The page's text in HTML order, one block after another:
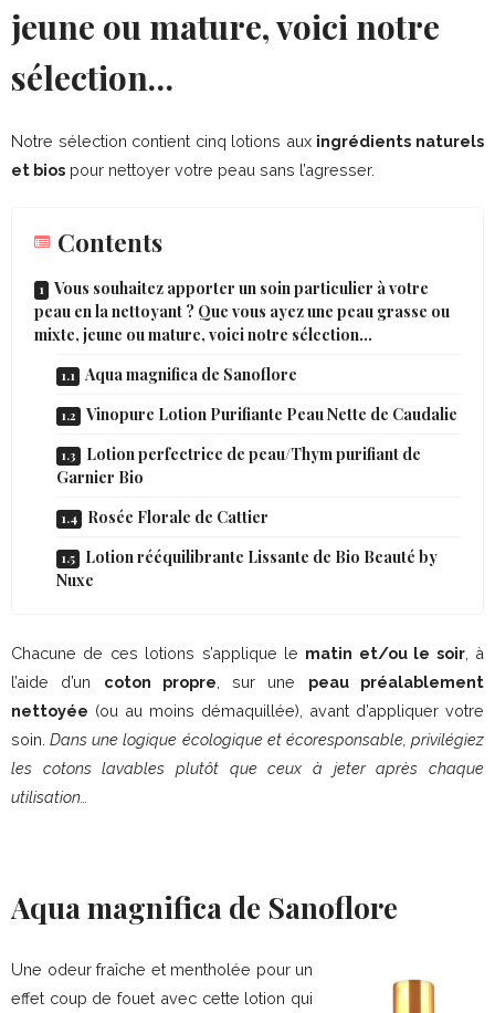
jeune ou mature, voici notre
sélection…
Notre sélection contient cinq lotions aux ingrédients naturels
et bios pour nettoyer votre peau sans l’agresser.
Contents
Vous souhaitez apporter un soin particulier à votre
peau en la nettoyant ? Que vous ayez une peau grasse ou
mixte, jeune ou mature, voici notre sélection…
Aqua magnifica de Sanoflore
Vinopure Lotion Purifiante Peau Nette de Caudalie
Lotion perfectrice de peau/Thym purifiant de
Garnier Bio
Rosée Florale de Cattier
Lotion rééquilibrante Lissante de Bio Beauté by
Nuxe
Chacune de ces lotions s’applique le matin et/ou le soir, à
l’aide d’un coton propre , sur une peau préalablement
nettoyée (ou au moins démaquillée), avant d’appliquer votre
soin.Dans une logique écologique et écoresponsable, privilégiez
les cotons lavables plutôt que ceux à jeter après chaque
utilisation…
Aqua magnifica de Sanoflore
Une odeur fraîche et mentholée pour un
effet coup de fouet avec cette lotion qui